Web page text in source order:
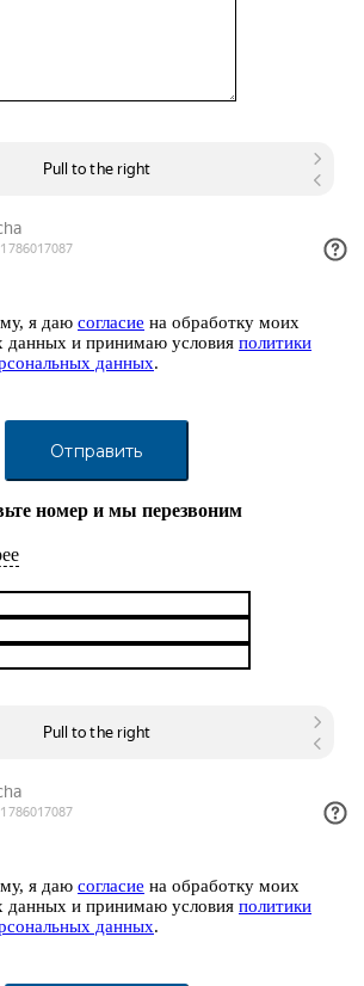
я даю согласие на обработку моих
данных и принимаю условия политики
данных.
номер и мы перезвоним
я даю согласие на обработку моих
данных и принимаю условия политики
данных.